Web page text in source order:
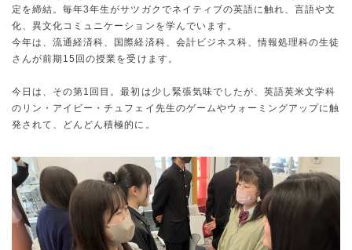
定を締結。毎年3年生がサツガクでネイティブの英語に触れ、言語や文
化、異文化コミュニケーションを学んでいます。
今年は、流通経済科、国際経済科、会計ビジネス科、情報処理科の生徒
さんが前期15回の授業を受けます。
今日は、その第1回目。最初は少し緊張気味でしたが、英語英米文学科
のリン・アイビー・チュフェイ先生のゲームやウォーミングアップに触
発されて、どんどん積極的に。